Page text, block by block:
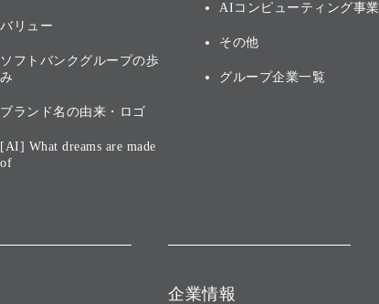
バリュー
ソフトバンクグループの歩
み
ブランド名の由来・ロゴ
[AI] What dreams are made
of
AIコンピューティング事業
その他
グループ企業一覧
企業情報